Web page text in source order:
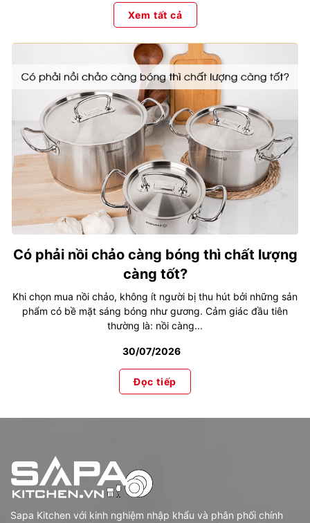
Xem tất cả
Có phải nồi chảo càng bóng thì chất lượng
càng tốt?
Khi chọn mua nồi chảo, không ít người bị thu hút bởi những sản
phẩm có bề mặt sáng bóng như gương. Cảm giác đầu tiên
thường là: nồi càng...
30/07/2026
Đọc tiếp
Sapa Kitchen với kinh nghiệm nhập khẩu và phân phối chính